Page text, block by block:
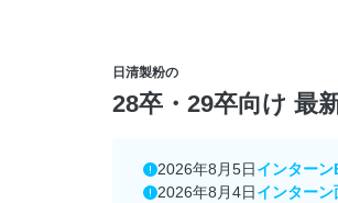
日清製粉の
28卒・29卒向け 最
2026年8月5日インターン
2026年8月4日インターン